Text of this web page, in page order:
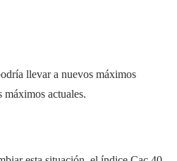
llevar a nuevos máximos
actuales.